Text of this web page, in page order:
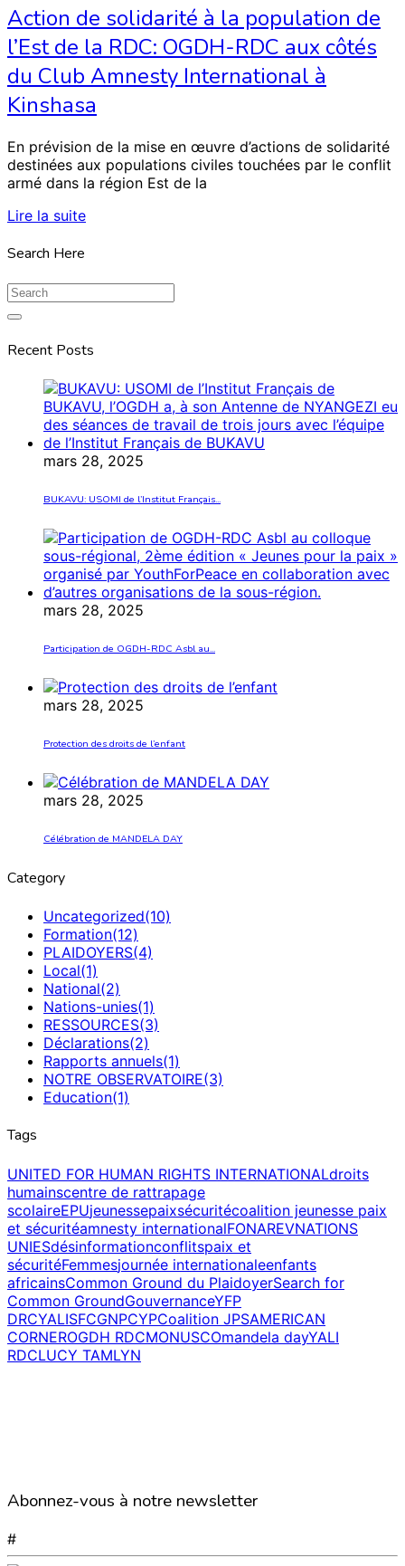
Action de solidarité à la population de
l’Est de la RDC: OGDH-RDC aux côtés
du Club Amnesty International à
Kinshasa
En prévision de la mise en œuvre d’actions de solidarité
destinées aux populations civiles touchées par le conflit
armé dans la région Est de la
Lire la suite
Search Here
Recent Posts
mars 28, 2025
BUKAVU: USOMI de l’Institut Français...
mars 28, 2025
Participation de OGDH-RDC Asbl au...
mars 28, 2025
Protection des droits de l’enfant
mars 28, 2025
Célébration de MANDELA DAY
Category
Uncategorized(10)
Formation(12)
PLAIDOYERS(4)
Local(1)
National(2)
Nations-unies(1)
RESSOURCES(3)
Déclarations(2)
Rapports annuels(1)
NOTRE OBSERVATOIRE(3)
Education(1)
Tags
UNITED FOR HUMAN RIGHTS INTERNATIONALdroits
humainscentre de rattrapage
scolaireEPUjeunessepaixsécuritécoalition jeunesse paix
et sécuritéamnesty internationalFONAREVNATIONS
UNIESdésinformationconflitspaix et
sécuritéFemmesjournée internationaleenfants
africainsCommon Ground du PlaidoyerSearch for
Common GroundGouvernanceYFP
DRCYALISFCGNPCYPCoalition JPSAMERICAN
CORNEROGDH RDCMONUSCOmandela dayYALI
RDCLUCY TAMLYN
Abonnez-vous à notre newsletter
#